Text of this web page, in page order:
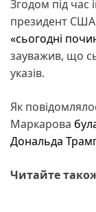
Згодом під час
президент США
«сьогодні
зауважив, що
указів.
Як
Маркарова
Дональда
Читайте